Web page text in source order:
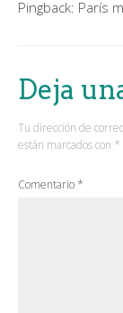
Pingback: París
Deja
Tu dirección de
están marcados con *
Comentario *